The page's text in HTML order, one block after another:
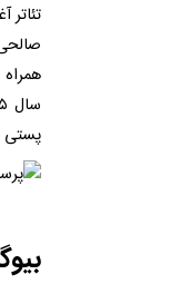
سال ۱۳۹۵ از اعتیاد پدرش به مواد مخدر پرده برداشت.
پستی